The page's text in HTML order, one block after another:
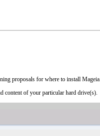
proposals for where to install Mageia.
content of your particular hard drive(s).